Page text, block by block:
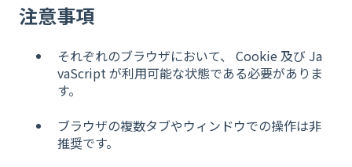
注意事項
それぞれのブラウザにおいて、 Cookie 及び Ja
vaScript が利用可能な状態である必要がありま
す。
ブラウザの複数タブやウィンドウでの操作は非
推奨です。